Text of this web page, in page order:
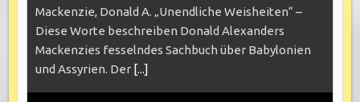
Mackenzie, Donald A. „Unendliche Weisheiten“ –
Diese Worte beschreiben Donald Alexanders
Mackenzies fesselndes Sachbuch über Babylonien
und Assyrien. Der [...]